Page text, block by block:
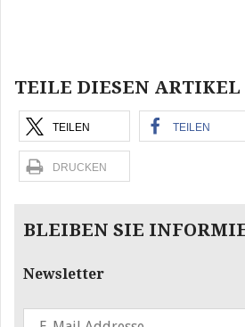
TEILE DIESEN ARTIKEL
TEILEN TEILEN
DRUCKEN
BLEIBEN SIE
Newsletter